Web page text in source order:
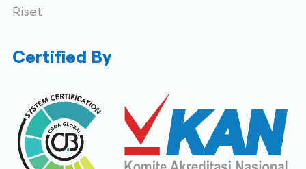
Riset
Certified By